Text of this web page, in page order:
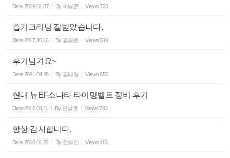
Date2019.01.07 By 이남준 Views 723
흡기크리닝 잘받았습니다.
Date2017.10.16 By 김경훈 Views 519
후기남겨요~
Date2021.04.28 By 김태형 Views 655
현대 뉴EF소나타 타이밍벨트 정비 후기
Date2018.04.11 By 안상훈 Views 793
항상 감사합니다.
Date2018.01.22 By 한성진 Views 481